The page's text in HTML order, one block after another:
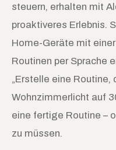
steuern, erhalten mit
proaktiveres Erlebnis.
Home-Geräte mit
Routinen per Sprache
„Erstelle eine Routine,
Wohnzimmerlicht auf
eine fertige Routine –
zu müssen.